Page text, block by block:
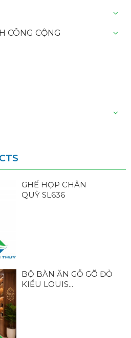
CÔNG CỘNG
GHẾ HỌP CHÂN
QUỲ SL636
BỘ BÀN ĂN GỖ GÕ ĐỎ
KIỂU LOUIS...